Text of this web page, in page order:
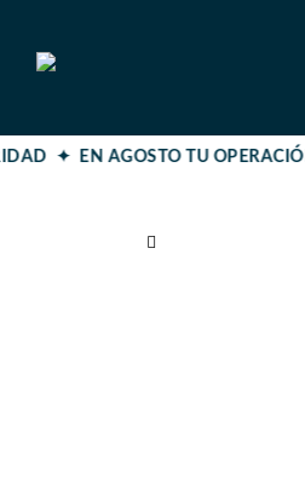
✦ EN AGOSTO TU